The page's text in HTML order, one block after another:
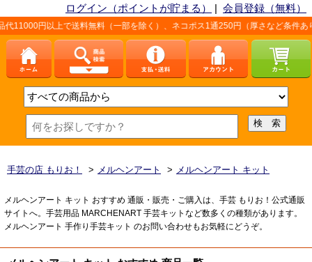
ログイン（ポイントが貯まる） | 会員登録（無料）
送料無料（一部を除く）、ネコポス1通250円（厚さなど条件あり）。詳しく
手芸の店 もりお！ > メルヘンアート > メルヘンアート キット
メルヘンアート キット おすすめ 通販・販売・ご購入は、手芸 もりお！公式通販
サイトへ。手芸用品 MARCHENART 手芸キットなど数多くの種類があります。
メルヘンアート 手作り手芸キット のお問い合わせもお気軽にどうぞ。